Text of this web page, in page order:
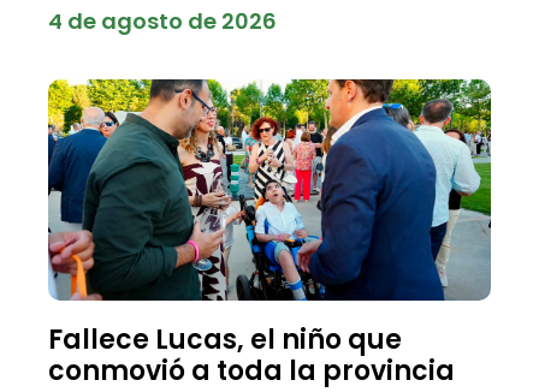
4 de agosto de 2026
Fallece Lucas, el niño que
conmovió a toda la provincia